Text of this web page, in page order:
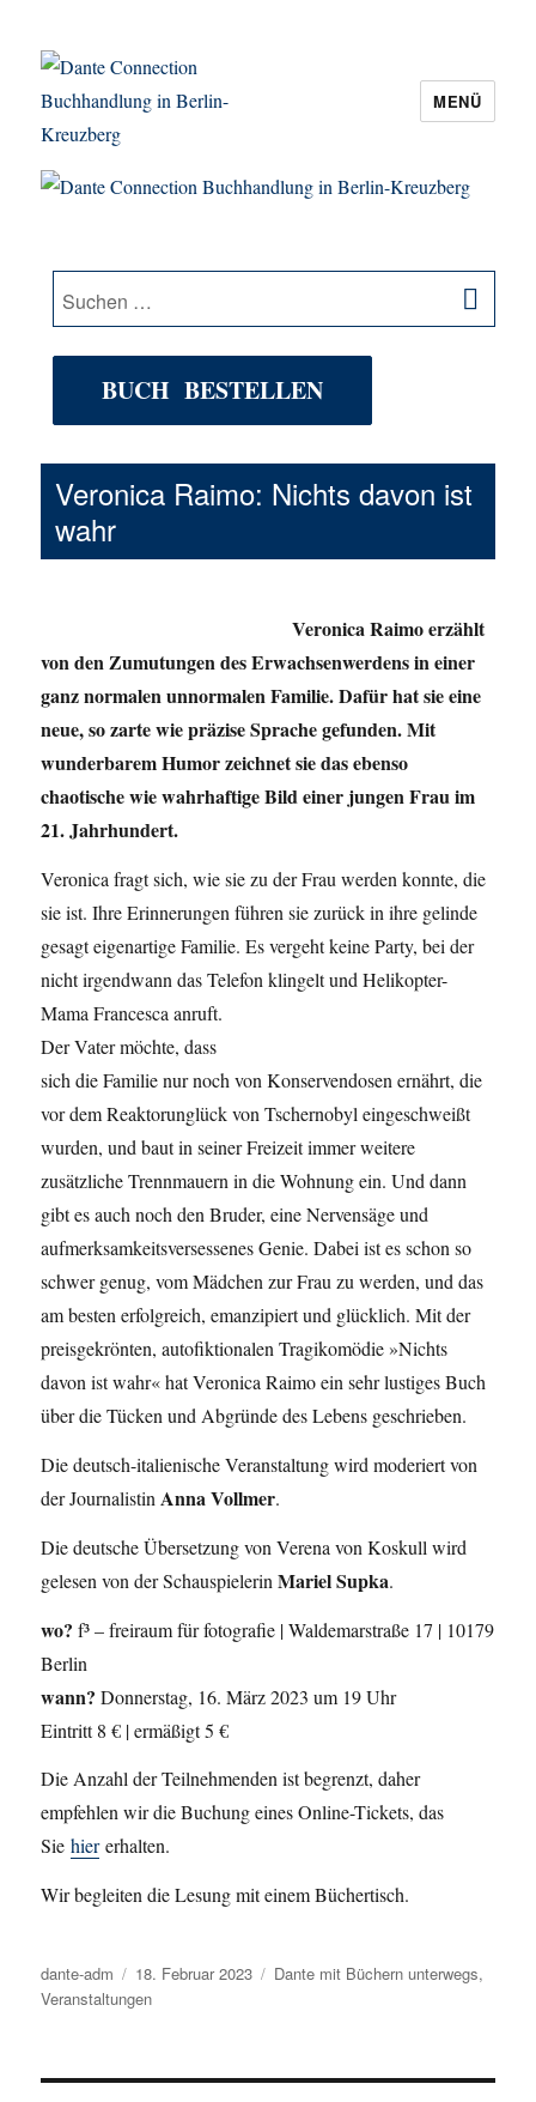
Dante Connection Buchhandlung in
MENÜ
Suche
nach:
BUCH BESTELLEN
Veronica Raimo: Nichts davon ist
wahr
Veronica Raimo erzählt
von den Zumutungen des Erwachsenwerdens in einer
ganz normalen unnormalen Familie. Dafür hat sie eine
neue, so zarte wie präzise Sprache gefunden. Mit
wunderbarem Humor zeichnet sie das ebenso
chaotische wie wahrhaftige Bild einer jungen Frau im
21. Jahrhundert.
Veronica fragt sich, wie sie zu der Frau werden konnte, die
sie ist. Ihre Erinnerungen führen sie zurück in ihre gelinde
gesagt eigenartige Familie. Es vergeht keine Party, bei der
nicht irgendwann das Telefon klingelt und Helikopter-
MamaFrancesca anruft.
Der Vater möchte, dass
sich die Familie nur noch von Konservendosen ernährt, die
vor dem Reaktorunglück von Tschernobyl eingeschweißt
wurden, und baut in seiner Freizeit immer weitere
zusätzliche Trennmauern in die Wohnung ein. Und dann
gibt es auch noch den Bruder, eine Nervensäge und
aufmerksamkeitsversessenes Genie. Dabei ist es schon so
schwer genug, vom Mädchen zur Frau zu werden, und das
am besten erfolgreich, emanzipiert und glücklich. Mit der
preisgekrönten, autofiktionalen Tragikomödie »Nichts
davon ist wahr« hat Veronica Raimo ein sehr lustiges Buch
über die Tücken und Abgründe des Lebens geschrieben.
Die deutsch-italienische Veranstaltung wird moderiert von
der Journalistin Anna Vollmer.
Die deutsche Übersetzung von Verena von Koskull wird
gelesen von der SchauspielerinMariel Supka.
wo? f³ – freiraum für fotografie | Waldemarstraße 17 | 10179
Berlin
wann? Donnerstag, 16. März 2023 um 19 Uhr
Eintritt 8 € | ermäßigt 5 €
Die Anzahl der Teilnehmenden ist begrenzt, daher
empfehlen wir die Buchung eines Online-Tickets, das
Siehiererhalten.
Wir begleiten die Lesung mit einem Büchertisch.
Autor
dante-adm
Veröffentlicht
am
18. Februar 2023 Kategorien
Dante mit Büchern unterwegs,
Veranstaltungen